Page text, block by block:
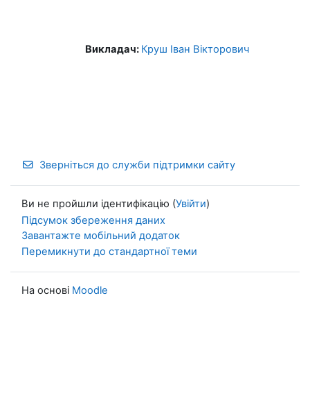
Викладач: Круш Іван Вікторович
Зверніться до служби підтримки сайту
Ви не пройшли ідентифікацію (Увійти)
Підсумок збереження даних
Завантажте мобільний додаток
Перемикнути до стандартної теми
На основі Moodle